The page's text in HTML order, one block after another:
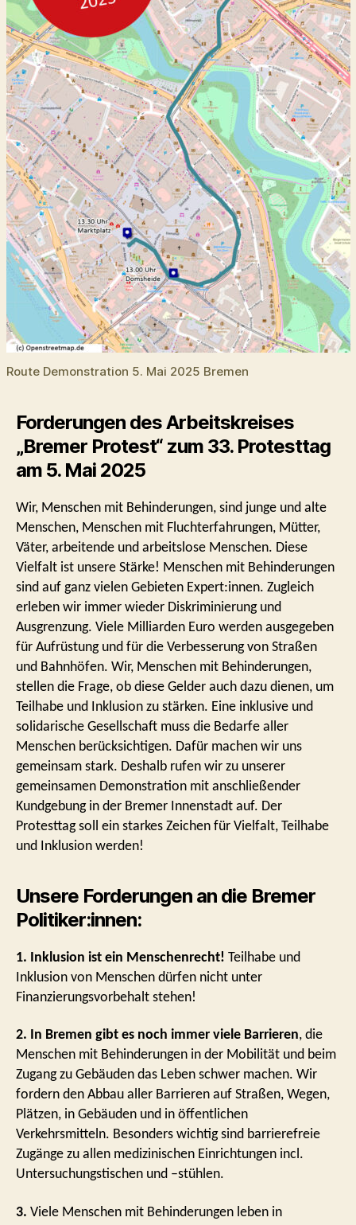
Route Demonstration 5. Mai 2025 Bremen
Forderungen des Arbeitskreises
„Bremer Protest“ zum 33. Protesttag
am 5. Mai 2025
Wir, Menschen mit Behinderungen, sind junge und alte
Menschen, Menschen mit Fluchterfahrungen, Mütter,
Väter, arbeitende und arbeitslose Menschen. Diese
Vielfalt ist unsere Stärke! Menschen mit Behinderungen
sind auf ganz vielen Gebieten Expert:innen. Zugleich
erleben wir immer wieder Diskriminierung und
Ausgrenzung. Viele Milliarden Euro werden ausgegeben
für Aufrüstung und für die Verbesserung von Straßen
und Bahnhöfen. Wir, Menschen mit Behinderungen,
stellen die Frage, ob diese Gelder auch dazu dienen, um
Teilhabe und Inklusion zu stärken. Eine inklusive und
solidarische Gesellschaft muss die Bedarfe aller
Menschen berücksichtigen. Dafür machen wir uns
gemeinsam stark. Deshalb rufen wir zu unserer
gemeinsamen Demonstration mit anschließender
Kundgebung in der Bremer Innenstadt auf. Der
Protesttag soll ein starkes Zeichen für Vielfalt, Teilhabe
und Inklusion werden!
Unsere Forderungen an die Bremer
Politiker:innen:
1. Inklusion ist ein Menschenrecht! Teilhabe und
Inklusion von Menschen dürfen nicht unter
Finanzierungsvorbehalt stehen!
2. In Bremen gibt es noch immer viele Barrieren, die
Menschen mit Behinderungen in der Mobilität und beim
Zugang zu Gebäuden das Leben schwer machen. Wir
fordern den Abbau aller Barrieren auf Straßen, Wegen,
Plätzen, in Gebäuden und in öffentlichen
Verkehrsmitteln. Besonders wichtig sind barrierefreie
Zugänge zu allen medizinischen Einrichtungen incl.
Untersuchungstischen und –stühlen.
3. Viele Menschen mit Behinderungen leben in